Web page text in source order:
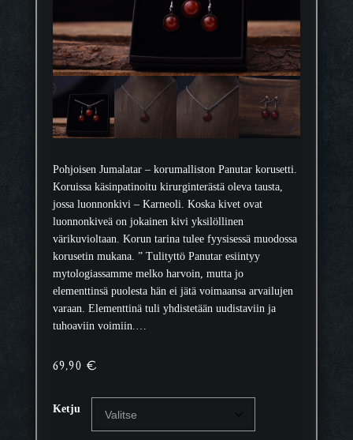
Pohjoisen Jumalatar – korumalliston Panutar korusetti.
Koruissa käsinpatinoitu kirurginterästä oleva tausta,
jossa luonnonkivi – Karneoli. Koska kivet ovat
luonnonkiveä on jokainen kivi yksilöllinen
värikuvioltaan. Korun tarina tulee fyysisessä muodossa
korusetin mukana. ” Tulityttö Panutar esiintyy
mytologiassamme melko harvoin, mutta jo
elementtinsä puolesta hän ei jätä voimaansa arvailujen
varaan. Elementtinä tuli yhdistetään uudistaviin ja
tuhoaviin voimiin.…
69,90 €
Ketju